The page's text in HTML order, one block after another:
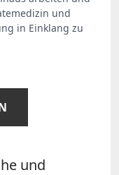
und
in Einklang zu
und